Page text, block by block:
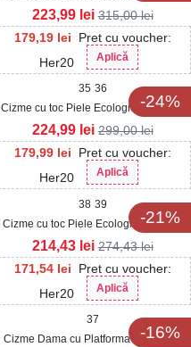
Negru Sahira
179,19 lei
Pret cu voucher:
Her20
Aplică
223,99 lei 315,00lei
-24%
35 36
Cizme cu toc Piele Ecologica Intoarsa
Color Jazmine
179,99 lei
Pret cu voucher:
Her20
Aplică
224,99 lei 299,00lei
-21%
38 39
Cizme cu toc Piele Ecologica Lacuita
Negru Vanelope
171,54 lei
Pret cu voucher:
Her20
Aplică
214,43 lei 274,43lei
-16%
37
Cizme Dama cu Platforma Negre din